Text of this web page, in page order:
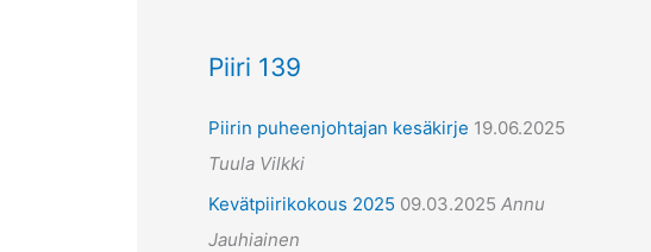
Piiri 139
Piirin puheenjohtajan kesäkirje 19.06.2025
Tuula Vilkki
Kevätpiirikokous 2025 09.03.2025 Annu
Jauhiainen